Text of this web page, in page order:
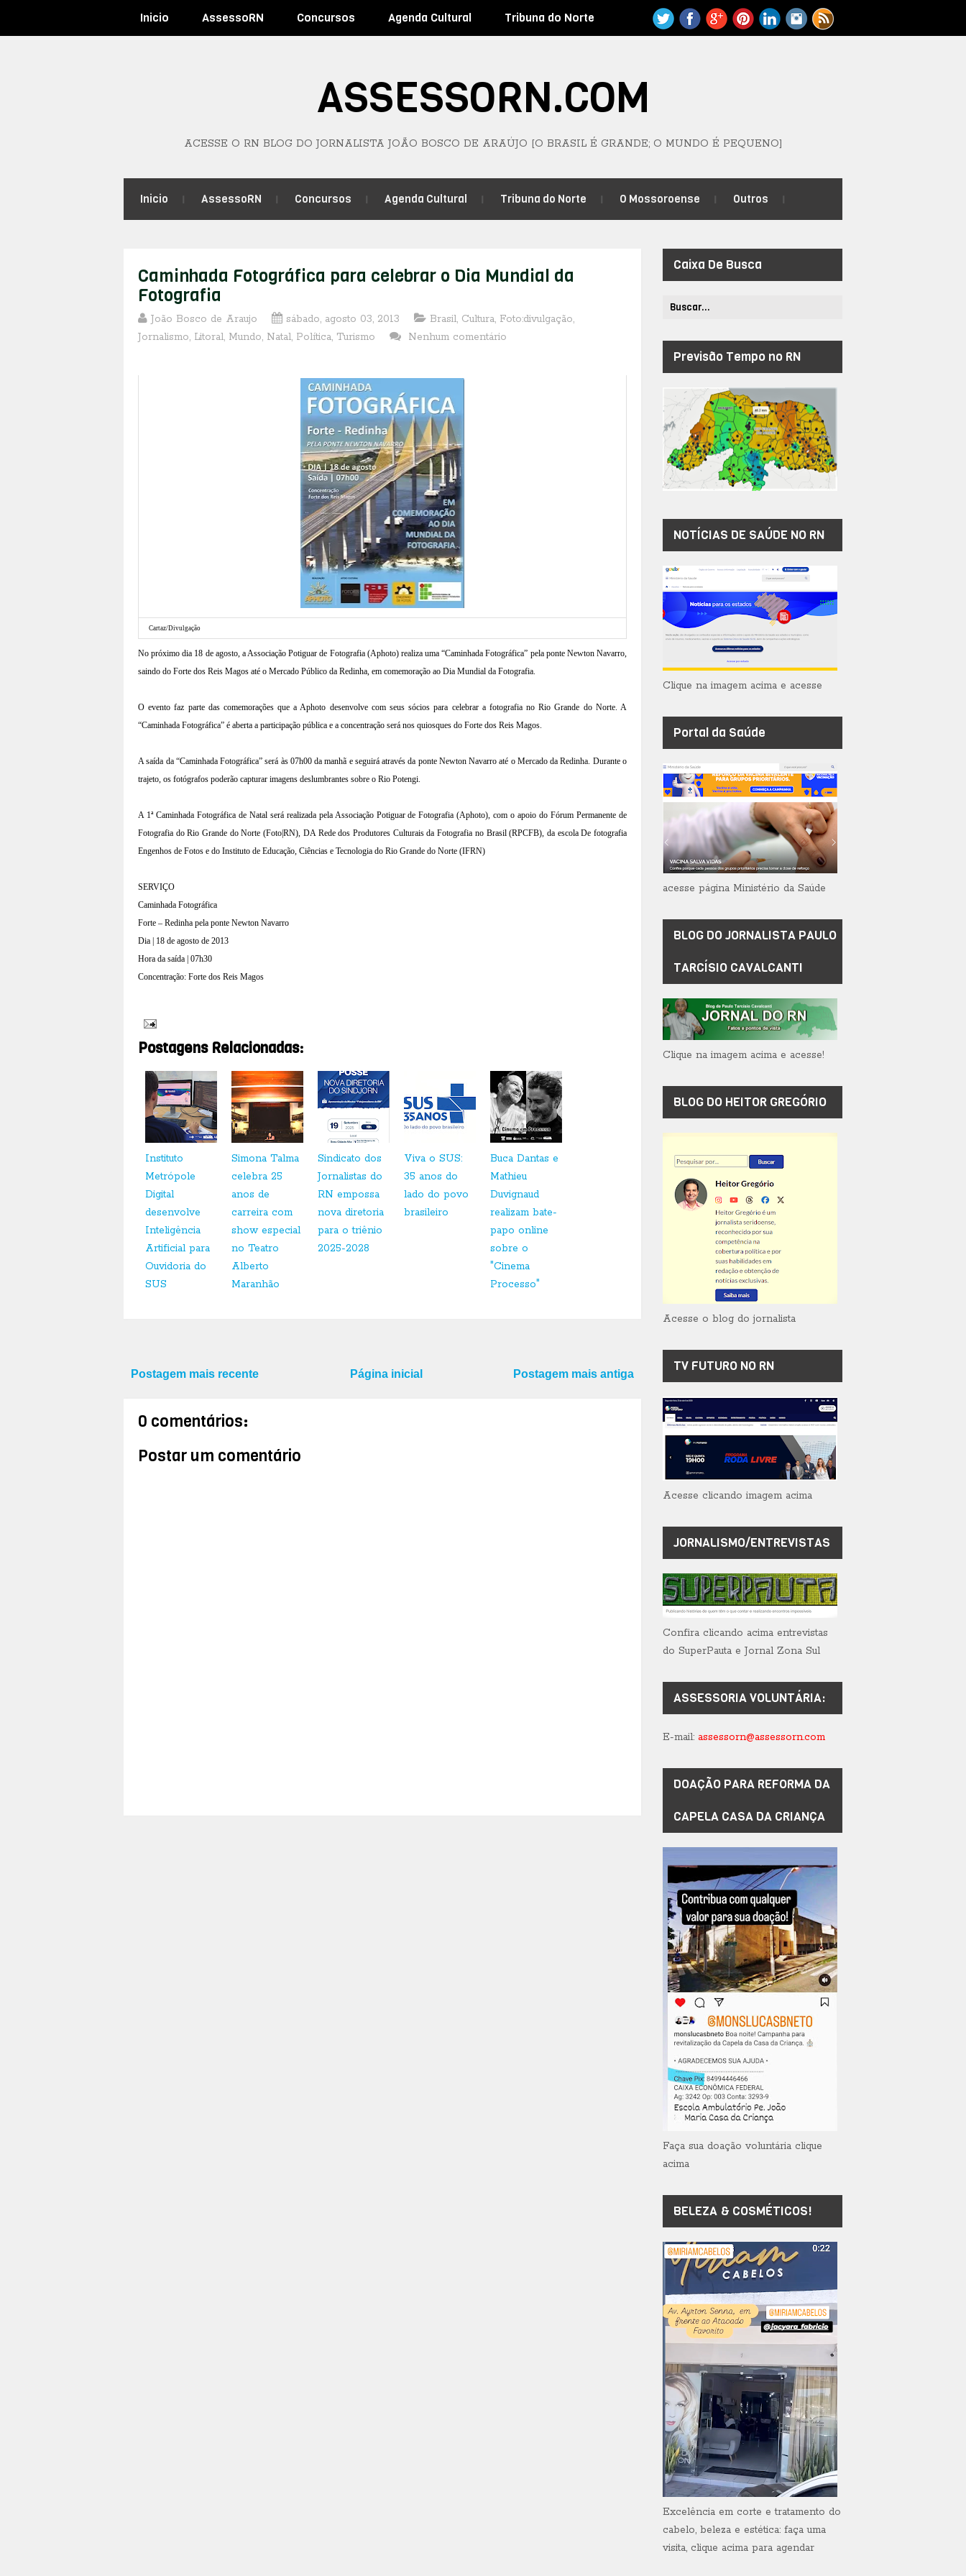
Inicio AssessoRN Concursos Agenda Cultural Tribuna do Norte
ASSESSORN.COM
ACESSE O RN BLOG DO JORNALISTA JOÃO BOSCO DE ARAÚJO [O BRASIL É GRANDE; O MUNDO É PEQUENO]
Inicio AssessoRN Concursos Agenda Cultural Tribuna do Norte O Mossoroense Outros
Caminhada Fotográfica para celebrar o Dia Mundial da
Fotografia
João Bosco de Araujo sábado, agosto 03, 2013 Brasil, Cultura, Foto:divulgação,
Jornalismo, Litoral, Mundo, Natal, Política, Turismo Nenhum comentário
Cartaz/Divulgação
No próximo dia 18 de agosto, a Associação Potiguar de Fotografia (Aphoto) realiza uma “Caminhada Fotográfica” pela ponte Newton Navarro,
saindo do Forte dos Reis Magos até o Mercado Público da Redinha, em comemoração ao Dia Mundial da Fotografia.
O evento faz parte das comemorações que a Aphoto desenvolve com seus sócios para celebrar a fotografia no Rio Grande do Norte. A
“Caminhada Fotográfica” é aberta a participação pública e a concentração será nos quiosques do Forte dos Reis Magos.
A saída da “Caminhada Fotográfica” será às 07h00 da manhã e seguirá através da ponte Newton Navarro até o Mercado da Redinha. Durante o
trajeto, os fotógrafos poderão capturar imagens deslumbrantes sobre o Rio Potengi.
A 1ª Caminhada Fotográfica de Natal será realizada pela Associação Potiguar de Fotografia (Aphoto), com o apoio do Fórum Permanente de
Fotografia do Rio Grande do Norte (Foto|RN), DA Rede dos Produtores Culturais da Fotografia no Brasil (RPCFB), da escola De fotografia
Engenhos de Fotos e do Instituto de Educação, Ciências e Tecnologia do Rio Grande do Norte (IFRN)
SERVIÇO
Caminhada Fotográfica
Forte – Redinha pela ponte Newton Navarro
Dia | 18 de agosto de 2013
Hora da saída | 07h30
Concentração: Forte dos Reis Magos
Postagens Relacionadas:
Instituto
Metrópole
Digital
desenvolve
Inteligência
Artificial para
Ouvidoria do
SUS
Simona Talma
celebra 25
anos de
carreira com
show especial
no Teatro
Alberto
Maranhão
Sindicato dos
Jornalistas do
RN empossa
nova diretoria
para o triênio
2025-2028
Viva o SUS:
35 anos do
lado do povo
brasileiro
Buca Dantas e
Mathieu
Duvignaud
realizam bate-
papo online
sobre o
"Cinema
Processo"
Postagem mais recente Postagem mais antiga
Página inicial
0 comentários:
Postar um comentário
Caixa De Busca
Previsão Tempo no RN
NOTÍCIAS DE SAÚDE NO RN
Clique na imagem acima e acesse
Portal da Saúde
acesse página Ministério da Saúde
BLOG DO JORNALISTA PAULO
TARCÍSIO CAVALCANTI
Clique na imagem acima e acesse!
BLOG DO HEITOR GREGÓRIO
Acesse o blog do jornalista
TV FUTURO NO RN
Acesse clicando imagem acima
JORNALISMO/ENTREVISTAS
Confira clicando acima entrevistas
do SuperPauta e Jornal Zona Sul
ASSESSORIA VOLUNTÁRIA:
E-mail: assessorn@assessorn.com
DOAÇÃO PARA REFORMA DA
CAPELA CASA DA CRIANÇA
Faça sua doação voluntária clique
acima
BELEZA & COSMÉTICOS!
Excelência em corte e tratamento do
cabelo, beleza e estética: faça uma
visita, clique acima para agendar